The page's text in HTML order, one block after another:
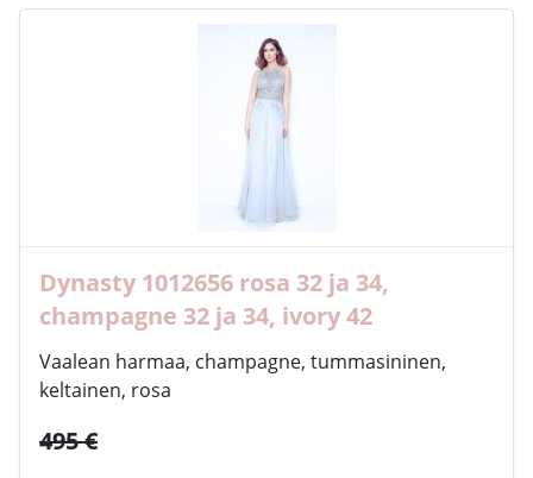
Dynasty 1012656 rosa 32 ja 34,
champagne 32 ja 34, ivory 42
Vaalean harmaa, champagne, tummasininen,
keltainen, rosa
495 €